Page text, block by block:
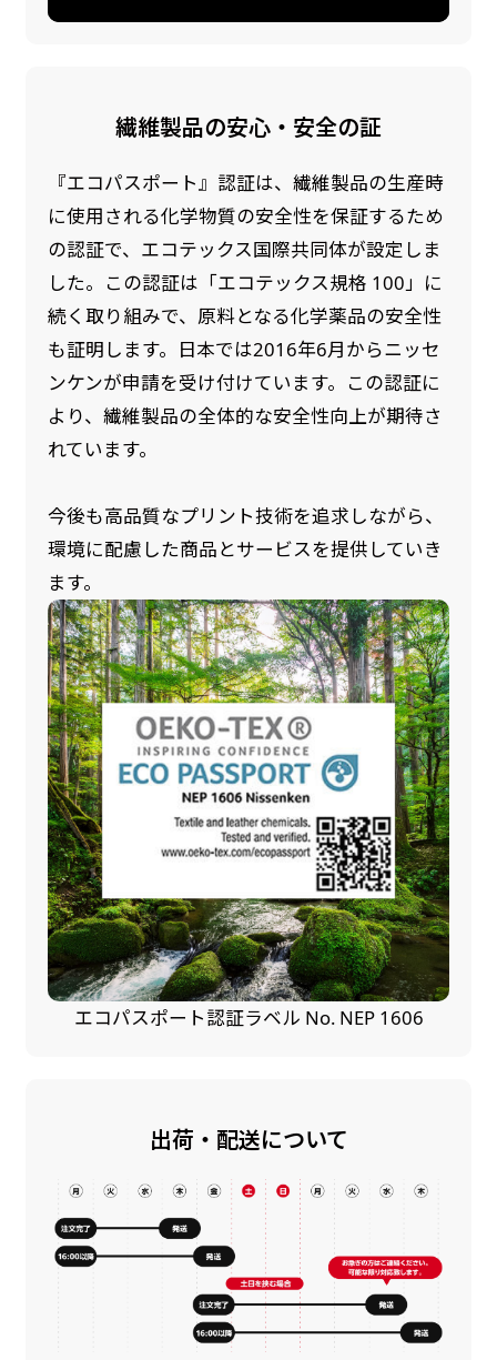
繊維製品の安心・安全の証
『エコパスポート』認証は、繊維製品の生産時
に使用される化学物質の安全性を保証するため
の認証で、エコテックス国際共同体が設定しま
した。この認証は「エコテックス規格 100」に
続く取り組みで、原料となる化学薬品の安全性
も証明します。日本では2016年6月からニッセ
ンケンが申請を受け付けています。この認証に
より、繊維製品の全体的な安全性向上が期待さ
れています。
今後も高品質なプリント技術を追求しながら、
環境に配慮した商品とサービスを提供していき
ます。
エコパスポート認証ラベル No. NEP 1606
出荷・配送について